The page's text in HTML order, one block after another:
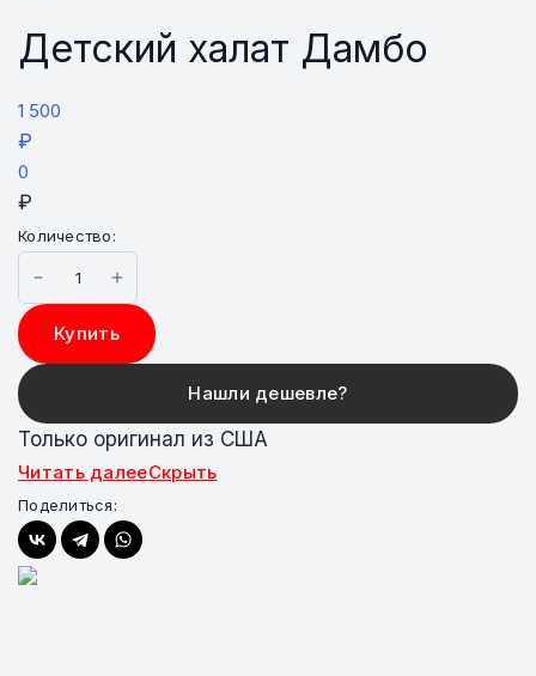
Детский халат Дамбо
1 500
₽
0
₽
Количество:
Купить
Только оригинал из США
Читать далееСкрыть
Поделиться: